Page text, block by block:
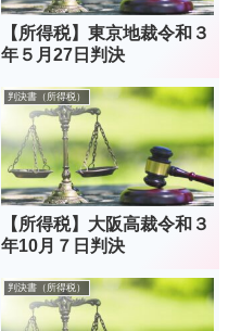
【所得税】東京地裁令和３
年５月27日判決
判決書（所得税）
【所得税】大阪高裁令和３
年10月７日判決
判決書（所得税）